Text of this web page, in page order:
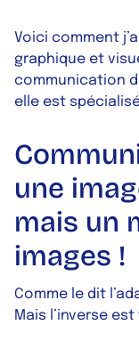
Voici comment
graphique et
communication
elle est
une
mais un
images !
Comme le dit
Mais l’inverse